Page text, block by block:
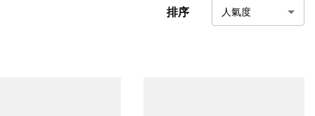
排序 人氣度